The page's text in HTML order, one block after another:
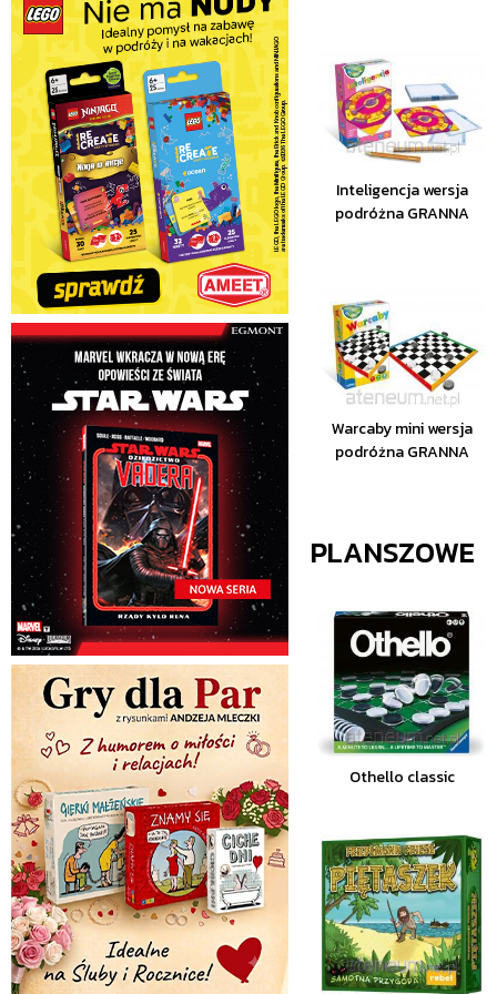
Inteligencja wersja
podróżna GRANNA
Warcaby mini wersja
podróżna GRANNA
PLANSZOWE
Othello classic